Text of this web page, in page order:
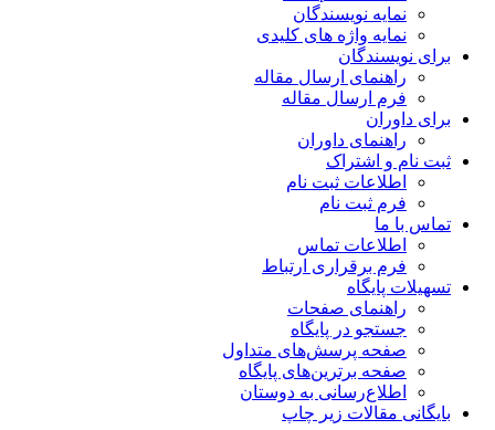
نمایه نویسندگان
نمایه واژه های کلیدی
برای نویسندگان
راهنمای ارسال مقاله
فرم ارسال مقاله
برای داوران
راهنمای داوران
ثبت نام و اشتراک
اطلاعات ثبت نام
فرم ثبت نام
تماس با ما
اطلاعات تماس
فرم برقراری ارتباط
تسهیلات پایگاه
راهنمای صفحات
جستجو در پایگاه
صفحه پرسش‌های متداول
صفحه برترین‌های پایگاه
اطلاع‌رسانی به دوستان
بایگانی مقالات زیر چاپ